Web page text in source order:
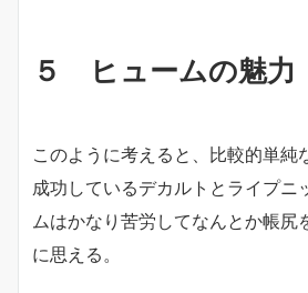
５ ヒュームの魅力
このように考えると、比較的単純
成功しているデカルトとライプニ
ムはかなり苦労してなんとか帳尻
に思える。